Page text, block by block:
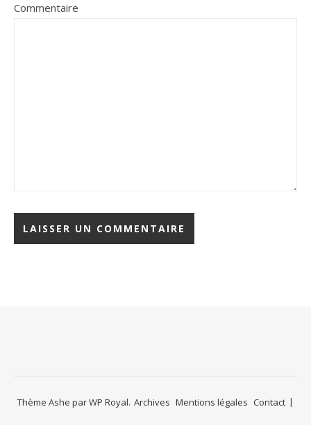
Commentaire
Archives Mentions légales Contact
Thème Ashe parWP Royal.